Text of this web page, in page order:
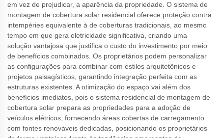
em vez de prejudicar, a aparência da propriedade. O sistema de
montagem de cobertura solar residencial oferece proteção contra
intempéries equivalente à de coberturas tradicionais, ao mesmo
tempo em que gera eletricidade significativa, criando uma
solução vantajosa que justifica o custo do investimento por meio
de benefícios combinados. Os proprietários podem personalizar
as configurações para combinar com estilos arquitetônicos e
projetos paisagísticos, garantindo integração perfeita com as
estruturas existentes. A otimização do espaço vai além dos
benefícios imediatos, pois o sistema residencial de montagem de
cobertura solar prepara as propriedades para a adoção de
veículos elétricos, fornecendo áreas cobertas de carregamento
com fontes renováveis dedicadas, posicionando os proprietários